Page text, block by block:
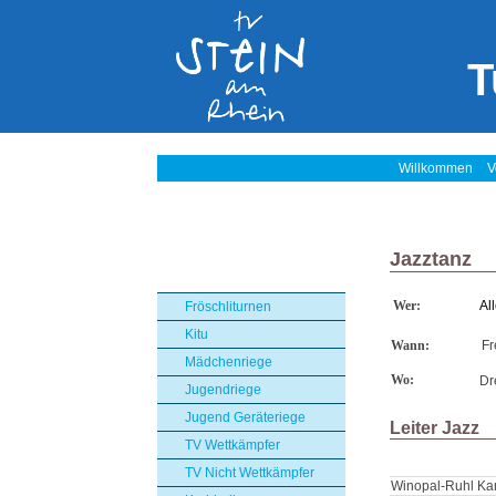
Willkommen
Fröschliturnen
Kitu
Mädchenriege
Jugendriege
Jugend Geräteriege
TV Wettkämpfer
TV Nicht Wettkämpfer
Jazztanz
Wer:
Wann:
Wo:
Leiter Jazz
Winopal-Ruhl